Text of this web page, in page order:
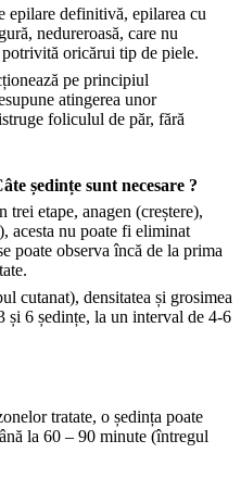
epilare definitivă, epilarea cu
nedureroasă, care nu
oricărui tip de piele.
pe principiul
atingerea unor
foliculul de păr, fără
ședințe sunt necesare ?
trei etape, anagen (creștere),
acesta nu poate fi eliminat
poate observa încă de la prima
cutanat), densitatea și grosimea
și 6 ședințe, la un interval de 4-6
tratate, o ședința poate
la 60 – 90 minute (întregul